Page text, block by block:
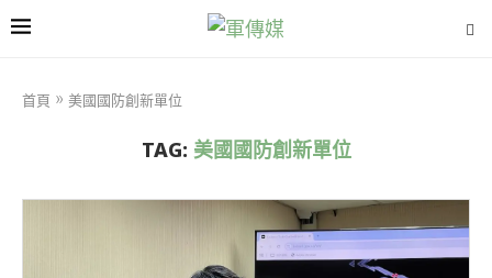
首頁 » 美國國防創新單位
TAG: 美國國防創新單位